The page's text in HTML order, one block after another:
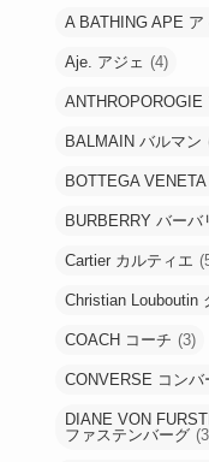
A BATHING APE
Aje. アジェ (4)
ANTHROPOROGIE
BALMAIN バルマン
BOTTEGA
BURBERRY バーバ
Cartier カルティエ
Christian Louboutin
COACH コーチ (3)
CONVERSE コンバ
DIANE VON
ファステンバーグ